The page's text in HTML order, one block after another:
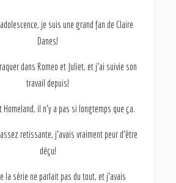
je suis une grand fan de Claire
Danes!
dans Romeo et Juliet, et j’ai suivie son
travail depuis!
Homeland, il n’y a pas si longtemps que ça.
retissante, j’avais vraiment peur d’être
déçu!
la série ne parlait pas du tout, et j’avais